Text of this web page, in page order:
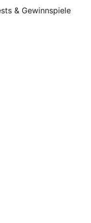
& Gewinnspiele